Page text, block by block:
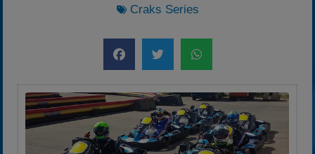
Campeonato
2020-2021
2022
2023
Craks Series